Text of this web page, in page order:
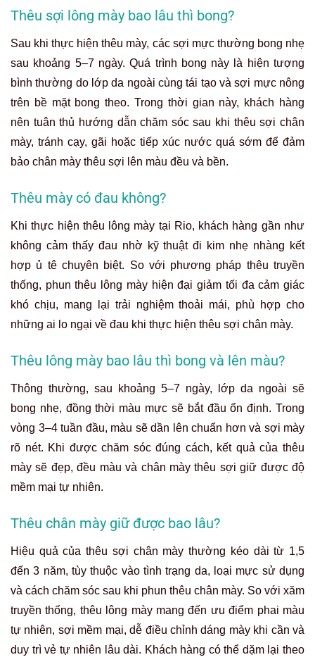
Thêu sợi lông mày bao lâu thì bong?
Sau khi thực hiện thêu mày, các sợi mực thường bong nhẹ
sau khoảng 5–7 ngày. Quá trình bong này là hiện tượng
bình thường do lớp da ngoài cùng tái tạo và sợi mực nông
trên bề mặt bong theo. Trong thời gian này, khách hàng
nên tuân thủ hướng dẫn chăm sóc sau khi thêu sợi chân
mày, tránh cạy, gãi hoặc tiếp xúc nước quá sớm để đảm
bảo chân mày thêu sợi lên màu đều và bền.
Thêu mày có đau không?
Khi thực hiện thêu lông mày tại Rio, khách hàng gần như
không cảm thấy đau nhờ kỹ thuật đi kim nhẹ nhàng kết
hợp ủ tê chuyên biệt. So với phương pháp thêu truyền
thống, phun thêu lông mày hiện đại giảm tối đa cảm giác
khó chịu, mang lại trải nghiệm thoải mái, phù hợp cho
những ai lo ngại về đau khi thực hiện thêu sợi chân mày.
Thêu lông mày bao lâu thì bong và lên màu?
Thông thường, sau khoảng 5–7 ngày, lớp da ngoài sẽ
bong nhẹ, đồng thời màu mực sẽ bắt đầu ổn định. Trong
vòng 3–4 tuần đầu, màu sẽ dần lên chuẩn hơn và sợi mày
rõ nét. Khi được chăm sóc đúng cách, kết quả của thêu
mày sẽ đẹp, đều màu và chân mày thêu sợi giữ được độ
mềm mại tự nhiên.
Thêu chân mày giữ được bao lâu?
Hiệu quả của thêu sợi chân mày thường kéo dài từ 1,5
đến 3 năm, tùy thuộc vào tình trạng da, loại mực sử dụng
và cách chăm sóc sau khi phun thêu chân mày. So với xăm
truyền thống, thêu lông mày mang đến ưu điểm phai màu
tự nhiên, sợi mềm mại, dễ điều chỉnh dáng mày khi cần và
duy trì vẻ tự nhiên lâu dài. Khách hàng có thể dặm lại theo